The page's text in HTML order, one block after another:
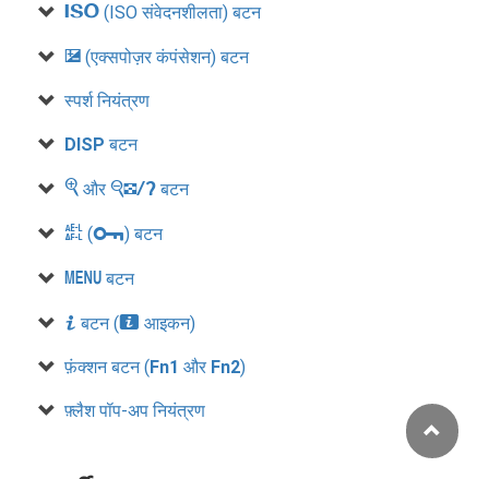
S (ISO संवेदनशीलता) बटन
E (एक्सपोज़र कंपंसेशन) बटन
स्पर्श नियंत्रण
DISP बटन
X और Wबटन
A (L) बटन
Gबटन
i बटन ( i आइकन)
फ़ंक्शन बटन (Fn1 और Fn2)
फ़्लैश पॉप-अप नियंत्रण